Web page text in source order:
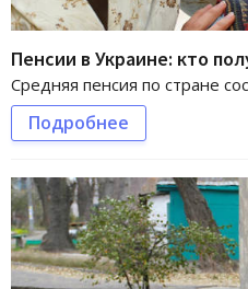
Пенсии в Украине: кто
Средняя пенсия по стране
Подробнее